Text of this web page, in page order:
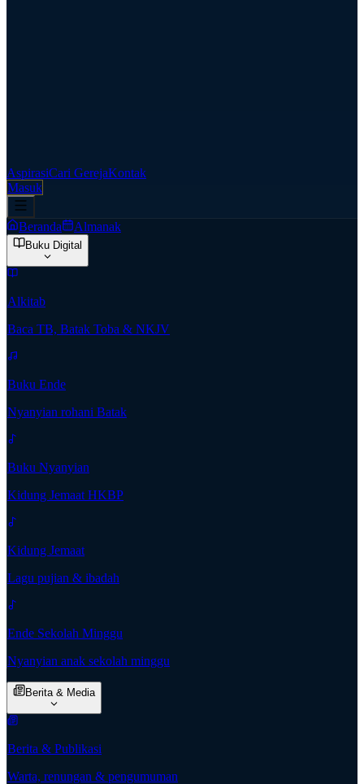
AspirasiCari GerejaKontak
Masuk
Beranda Almanak
Buku Digital
Alkitab
Baca TB, Batak Toba & NKJV
Buku Ende
Nyanyian rohani Batak
Buku Nyanyian
Kidung Jemaat HKBP
Kidung Jemaat
Lagu pujian & ibadah
Ende Sekolah Minggu
Nyanyian anak sekolah minggu
Berita & Media
Berita & Publikasi
Warta, renungan & pengumuman